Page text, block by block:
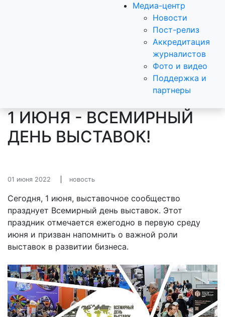
Медиа-центр
Новости
Пост-релиз
Аккредитация
журналистов
Фото и видео
Поддержка и
партнеры
1 ИЮНЯ - ВСЕМИРНЫЙ
ДЕНЬ ВЫСТАВОК!
01 июня 2022 новость
Сегодня, 1 июня, выставочное сообщество
празднует Всемирный день выставок. Этот
праздник отмечается ежегодно в первую среду
июня и призван напомнить о важной роли
выставок в развитии бизнеса.